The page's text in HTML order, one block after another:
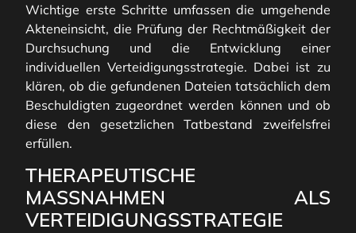
Wichtige erste Schritte umfassen die umgehende
Akteneinsicht, die Prüfung der Rechtmäßigkeit der
Durchsuchung und die Entwicklung einer
individuellen Verteidigungsstrategie. Dabei ist zu
klären, ob die gefundenen Dateien tatsächlich dem
Beschuldigten zugeordnet werden können und ob
diese den gesetzlichen Tatbestand zweifelsfrei
erfüllen.
THERAPEUTISCHE
MASSNAHMEN ALS V
ERTEIDIGUNGSSTRATEGIE